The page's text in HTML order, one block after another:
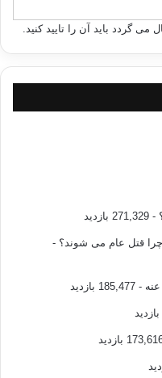
اگر انجام‌ پذیر گردد) در
آنان مشکل نیست‌) تنها
می‌پذیرد. ناگهان همگان (‌به پا
می‌شوند. (‌نازعات/6-14)
و بهت‌زده و هراسان‌، روند سخن
محلّهای نقـش زمین شدنها
گوش می‌رسد، و تا اندازه‌ای آهنگ
گردد باید آن را تایید کنید.
- 271,329 بازدید
قتل عام می شوند؟ -
- 185,477 بازدید